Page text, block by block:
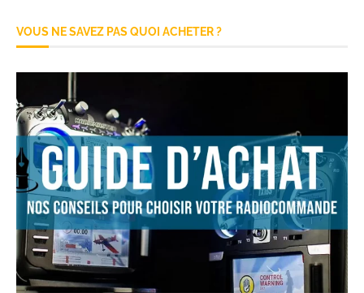
VOUS NE SAVEZ PAS QUOI ACHETER ?